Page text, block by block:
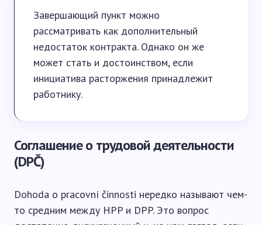
Завершающий пункт можно
рассматривать как дополнительный
недостаток контракта. Однако он же
может стать и достоинством, если
инициатива расторжения принадлежит
работнику.
Соглашение о трудовой деятельности
(DPČ)
Dohoda o pracovní činnosti нередко называют чем-
то средним между HPP и DPP. Это вопрос